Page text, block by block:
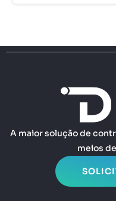
A maior solução de
meios